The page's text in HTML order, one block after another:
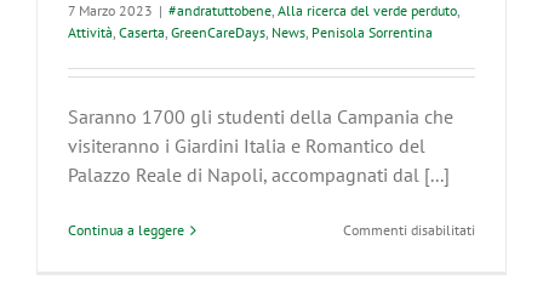
7 Marzo 2023 | #andratuttobene, Alla ricerca del verde perduto,
Attività, Caserta, GreenCareDays, News, Penisola Sorrentina
Saranno 1700 gli studenti della Campania che
visiteranno i Giardini Italia e Romantico del
Palazzo Reale di Napoli, accompagnati dal [...]
Continua a leggere Commenti disabilitati